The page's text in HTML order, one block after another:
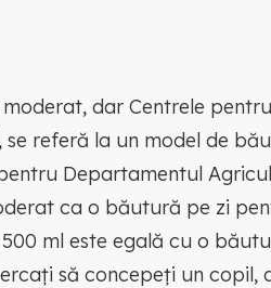
dar Centrele
referă la un model de
Departamentul
ca o băutură pe zi
ml este egală cu o
să concepeți un copil,